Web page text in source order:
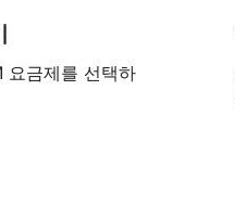
요금제를 선택하